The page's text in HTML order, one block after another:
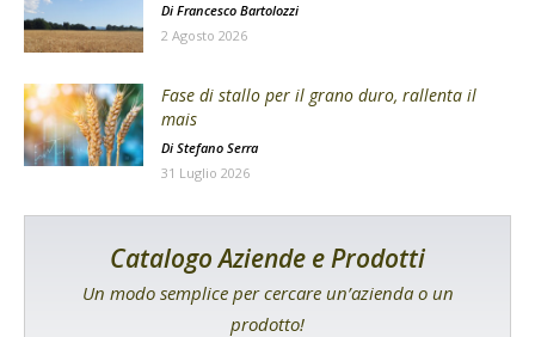
Di Francesco Bartolozzi
2 Agosto 2026
Fase di stallo per il grano duro, rallenta il
mais
Di Stefano Serra
31 Luglio 2026
Catalogo Aziende e Prodotti
Un modo semplice per cercare un’azienda o un
prodotto!